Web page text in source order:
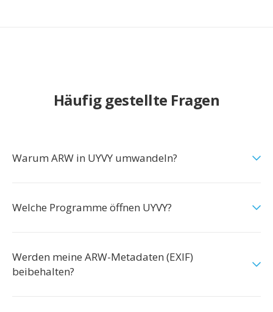
Häufig gestellte Fragen
Warum ARW in UYVY umwandeln?
Welche Programme öffnen UYVY?
Werden meine ARW-Metadaten (EXIF)
beibehalten?